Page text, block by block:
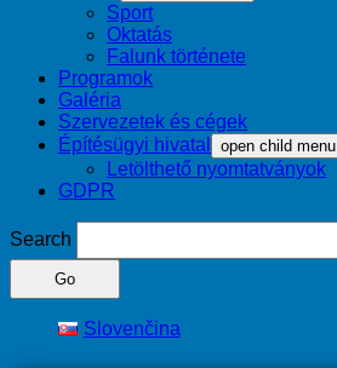
Sport
Oktatás
Falunk története
Programok
Galéria
Szervezetek és cégek
Építésügyi hivatal
open child menu
Letölthető nyomtatványok
GDPR
Search
Slovenčina